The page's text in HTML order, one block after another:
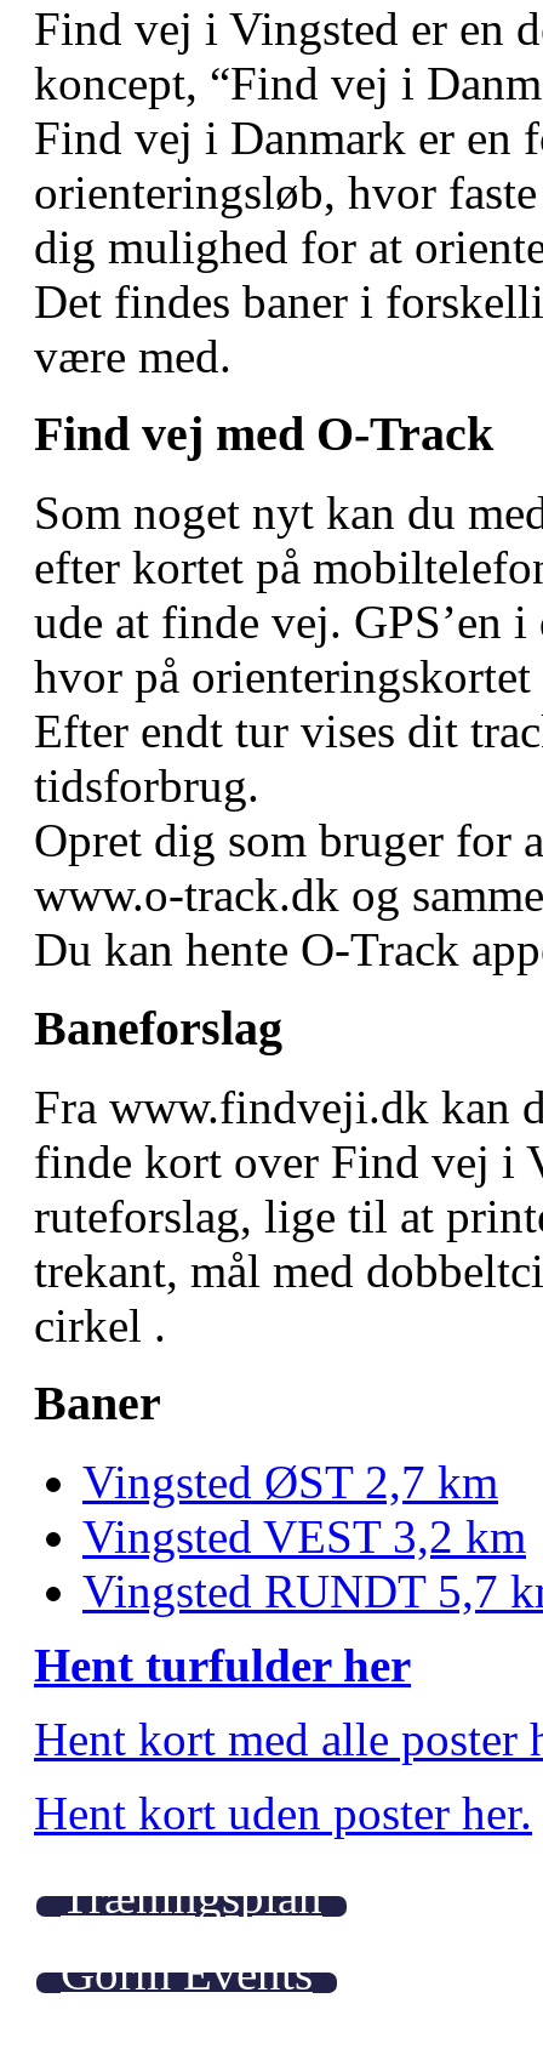
Find vej i Vingsted er en
koncept, “Find vej i
Find vej i Danmark er en
orienteringsløb, hvor
dig mulighed for at
Det findes baner i
være med.
Find vej med O-Track
Som noget nyt kan du
efter kortet på
ude at finde vej. GPS’en
hvor på
Efter endt tur vises dit
tidsforbrug.
Opret dig som bruger for
www.o-track.dk og
Du kan hente O-Track
Baneforslag
Fra www.findveji.dk kan
finde kort over Find vej i
ruteforslag, lige til at
trekant, mål med
cirkel .
Baner
Vingsted ØST 2,7 km
Vingsted VEST 3,2 km
Vingsted RUNDT 5,7
Hent turfulder her
Hent kort med alle poster
Hent kort uden poster her.
Træningsplan
Gorm Events